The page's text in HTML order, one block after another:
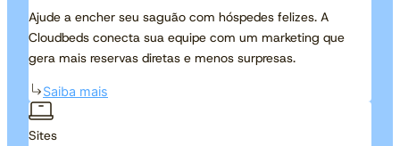
Ajude a encher seu saguão com hóspedes felizes. A
Cloudbeds conecta sua equipe com um marketing que
gera mais reservas diretas e menos surpresas.
Saiba mais
Sites